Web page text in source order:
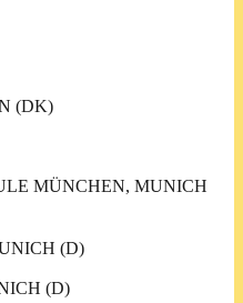
(DK)
MÜNCHEN, MUNICH
(D)
(D)